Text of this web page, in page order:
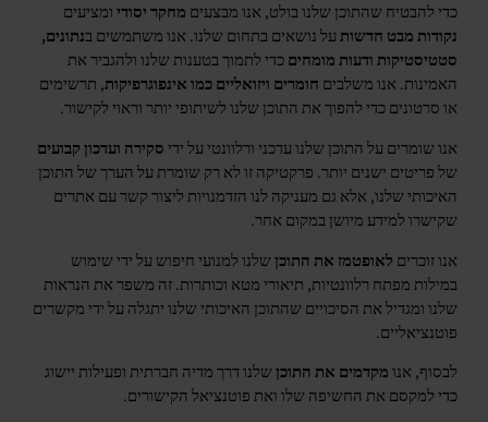
כדי להבטיח שהתוכן שלנו בולט, אנו מבצעים מחקר יסודיומציעים
נקודות מבט חדשותעל נושאים בתחום שלנו. אנו משתמשים בנתונים,
סטטיסטיקות ודעות מומחיםכדי לתמוך בטענות שלנו ולהגביר את
האמינות. אנו משלבים חומרים ויזואליים כמו אינפוגרפיקות, תרשימים
או סרטונים כדי להפוך את התוכן שלנו לשיתופי יותר וראוי לקישור.
אנו שומרים על התוכן שלנו עדכני ורלוונטי על ידיסקירה ועדכון קבועים
של פריטים ישנים יותר. פרקטיקה זו לא רק שומרת על הערך של התוכן
האיכותי שלנו, אלא גם מעניקה לנו הזדמנויות ליצור קשר עם אתרים
שקישרו למידע מיושן במקום אחר.
אנו זוכרים לאופטמז את התוכןשלנו למנועי חיפוש על ידי שימוש
במילות מפתח רלוונטיות, תיאורי מטא וכותרות. זה משפר את הנראות
שלנו ומגדיל את הסיכויים שהתוכן האיכותי שלנו יתגלה על ידי מקשרים
פוטנציאליים.
לבסוף, אנומקדמים את התוכןשלנו דרך מדיה חברתית ופעילות יישוג
כדי למקסם את החשיפה שלו ואת פוטנציאל הקישורים.